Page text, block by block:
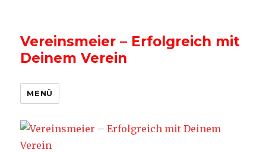
Vereinsmeier – Erfolgreich mit
Deinem Verein
MENÜ